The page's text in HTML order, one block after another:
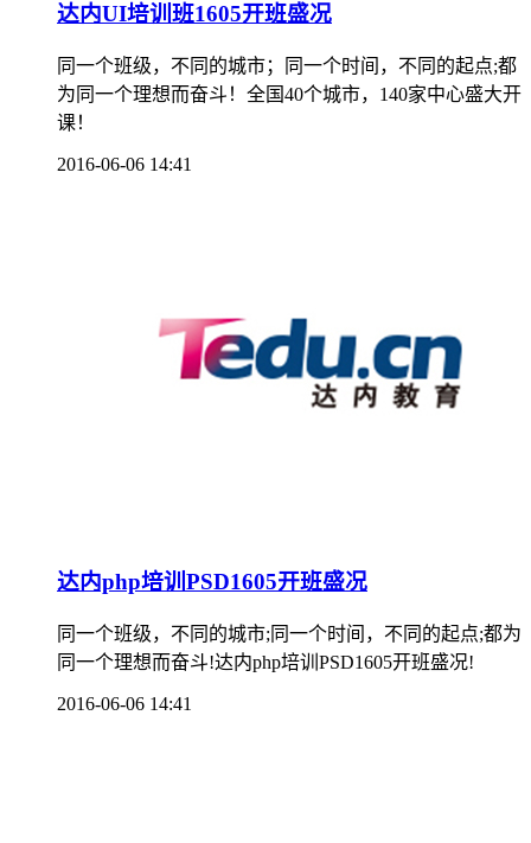
达内UI培训班1605开班盛况
同一个班级，不同的城市；同一个时间，不同的起点;都
为同一个理想而奋斗！全国40个城市，140家中心盛大开
课！
2016-06-06 14:41
达内php培训PSD1605开班盛况
同一个班级，不同的城市;同一个时间，不同的起点;都为
同一个理想而奋斗!达内php培训PSD1605开班盛况!
2016-06-06 14:41